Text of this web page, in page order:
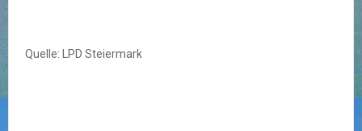
Quelle: LPD Steiermark